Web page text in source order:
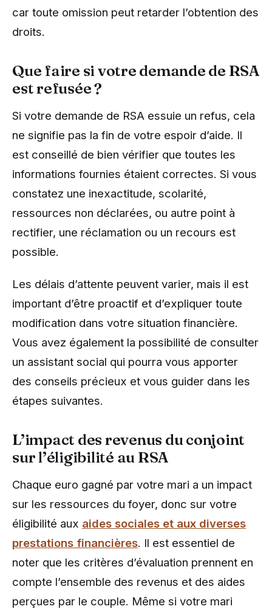
car toute omission peut retarder l’obtention des
droits.
Que faire si votre demande de RSA
est refusée ?
Si votre demande de RSA essuie un refus, cela
ne signifie pas la fin de votre espoir d’aide. Il
est conseillé de bien vérifier que toutes les
informations fournies étaient correctes. Si vous
constatez une inexactitude, scolarité,
ressources non déclarées, ou autre point à
rectifier, une réclamation ou un recours est
possible.
Les délais d’attente peuvent varier, mais il est
important d’être proactif et d’expliquer toute
modification dans votre situation financière.
Vous avez également la possibilité de consulter
un assistant social qui pourra vous apporter
des conseils précieux et vous guider dans les
étapes suivantes.
L’impact des revenus du conjoint
sur l’éligibilité au RSA
Chaque euro gagné par votre mari a un impact
sur les ressources du foyer, donc sur votre
éligibilité aux aides sociales et aux diverses
prestations financières. Il est essentiel de
noter que les critères d’évaluation prennent en
compte l’ensemble des revenus et des aides
perçues par le couple. Même si votre mari